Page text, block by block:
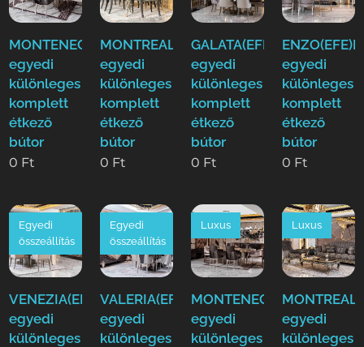
MONTENEGRO(EFE)Luxus
egyedi
különleges
komplett
étkező
bútor
0 Ft
MONTREAL(EFE)Luxus
egyedi
különleges
komplett
étkező
bútor
0 Ft
GALATA(EFE)Luxus
egyedi
különleges
komplett
étkező
bútor
0 Ft
egyedi
különleges
komplett
étkező
bútor
0 Ft
VENEZIA(EFE)Luxus
egyedi
különleges
Egyedi
összeállítás
VALERIA(EFE)Luxus
egyedi
különleges
Egyedi
összeállítás
MONTENEGRO(EFE)Luxus
egyedi
különleges
Luxus
egyedi
különleges
Luxus